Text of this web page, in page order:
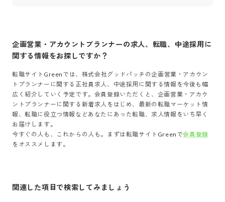
企画営業・アカウントプランナーの求人、転職、中途採用に
関する情報をお探しですか？
転職サイトGreenでは、 株式会社グッドパッチ の企画営業・アカウン
トプランナー に関する正社員求人、中途採用に関する情報を今後も幅
広く紹介していく予定です。会員登録いただくと、 企画営業・アカウ
ントプランナー に関する新着求人をはじめ、最新の転職マーケット情
報、転職に役立つ情報などあなたにあった転職、求人情報をいち早く
お届けします。
今すぐの人も、これからの人も。まずは転職サイトGreenで会員登録
をオススメします。
関連した項目で検索してみましょう